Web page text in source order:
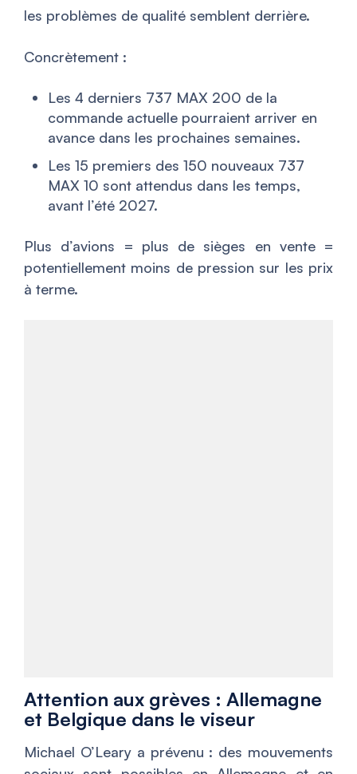
les problèmes de qualité semblent derrière.
Concrètement :
Les 4 derniers 737 MAX 200 de la
commande actuelle pourraient arriver en
avance dans les prochaines semaines.
Les 15 premiers des 150 nouveaux 737
MAX 10 sont attendus dans les temps,
avant l’été 2027.
Plus d’avions = plus de sièges en vente =
potentiellement moins de pression sur les prix
à terme.
Attention aux grèves : Allemagne
et Belgique dans le viseur
Michael O’Leary a prévenu : des mouvements